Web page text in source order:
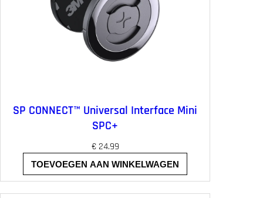
SP CONNECT™ Universal Interface Mini
SPC+
€24.99
TOEVOEGEN AAN WINKELWAGEN